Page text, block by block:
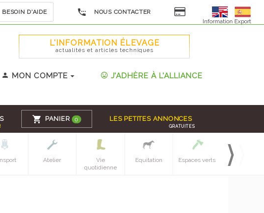
BESOIN D'AIDE
NOUS CONTACTER
Information Export
L'INFORMATION ÉLEVAGE
actualités et articles techniques
MON COMPTE J'ADHÈRE À L'ALLIANCE
PANIER 0 LES PETITES ANNONCES
GRATUITES
Atelier
Vie
quotidienne
Equitation Espaces verts
Sol, culture &